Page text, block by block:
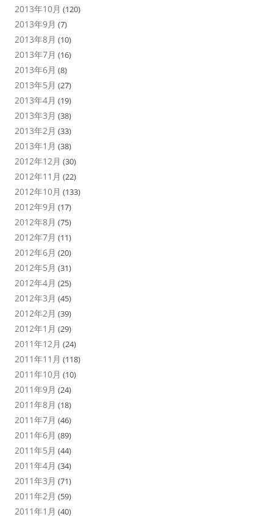
2013年10月 (120)
2013年9月 (7)
2013年8月 (10)
2013年7月 (16)
2013年6月 (8)
2013年5月 (27)
2013年4月 (19)
2013年3月 (38)
2013年2月 (33)
2013年1月 (38)
2012年12月 (30)
2012年11月 (22)
2012年10月 (133)
2012年9月 (17)
2012年8月 (75)
2012年7月 (11)
2012年6月 (20)
2012年5月 (31)
2012年4月 (25)
2012年3月 (45)
2012年2月 (39)
2012年1月 (29)
2011年12月 (24)
2011年11月 (118)
2011年10月 (10)
2011年9月 (24)
2011年8月 (18)
2011年7月 (46)
2011年6月 (89)
2011年5月 (44)
2011年4月 (34)
2011年3月 (71)
2011年2月 (59)
2011年1月 (40)